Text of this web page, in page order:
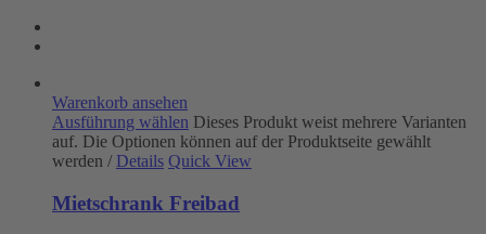
Warenkorb ansehen
Ausführung wählen Dieses Produkt weist mehrere Varianten
auf. Die Optionen können auf der Produktseite gewählt
werden / Details Quick View
Mietschrank Freibad